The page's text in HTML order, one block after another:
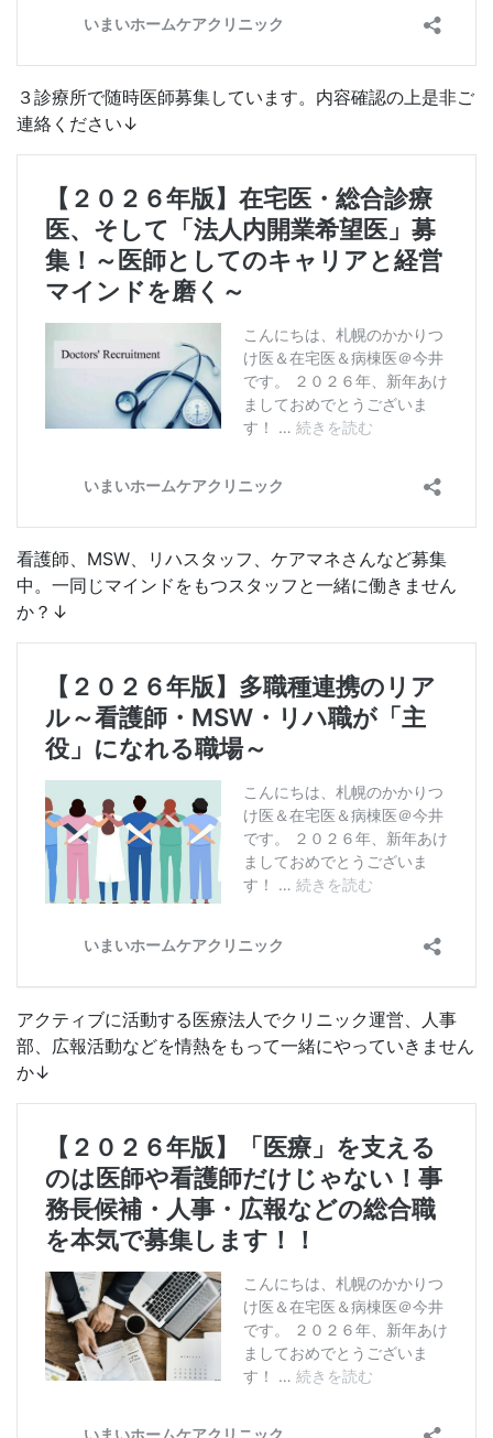
３診療所で随時医師募集しています。内容確認の上是非ご
連絡ください↓
看護師、MSW、リハスタッフ、ケアマネさんなど募集
中。一同じマインドをもつスタッフと一緒に働きません
か？↓
アクティブに活動する医療法人でクリニック運営、人事
部、広報活動などを情熱をもって一緒にやっていきません
か↓